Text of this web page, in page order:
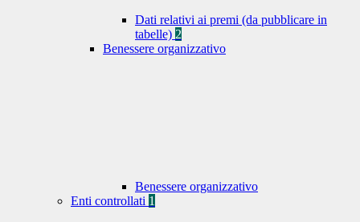
Dati relativi ai premi (da pubblicare in
tabelle) 2
Benessere organizzativo
Benessere organizzativo
Enti controllati 1